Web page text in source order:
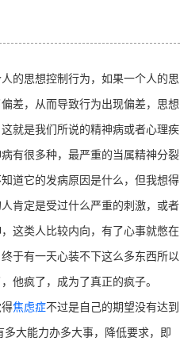
思想控制行为，如果一个人的思
差，从而导致行为出现偏差，思想
这就是我们所说的精神病或者心理疾
有很多种，最严重的当属精神分裂
道它的发病原因是什么，但我想得
肯定是受过什么严重的刺激，或者
这类人比较内向，有了心事就憋在
于有一天心装不下这么多东西所以
他疯了，成为了真正的疯子。
焦虑症不过是自己的期望没有达到
大能力办多大事，降低要求，即